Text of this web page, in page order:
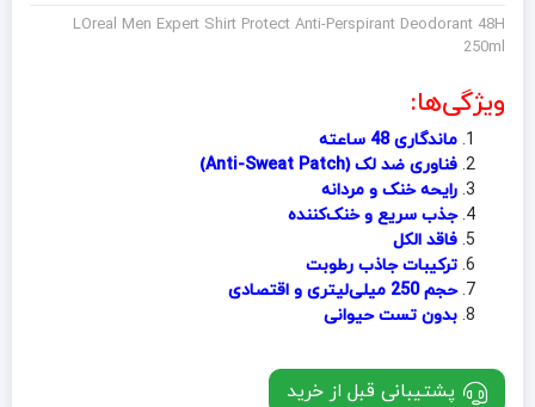
LOreal Men Expert Shirt Protect Anti-Perspirant Deodorant 48H
250ml
ویژگی‌ها:
ماندگاری 48 ساعته
فناوری ضد لک (Anti-Sweat Patch)
رایحه خنک و مردانه
جذب سریع و خنک‌کننده
فاقد الکل
ترکیبات جاذب رطوبت
حجم 250 میلی‌لیتری و اقتصادی
بدون تست حیوانی
پشتیبانی قبل از خرید